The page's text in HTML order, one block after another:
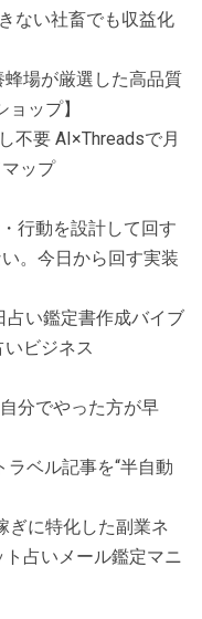
ない社畜でも収益化
場が厳選した高品質
ップ】
不要 AI×Threadsで月
ップ
行動を設計して回す
。今日から回す実装
占い鑑定書作成バイブ
ビジネス
分でやった方が早
ラベル記事を“半自動
ぎに特化した副業ネ
占いメール鑑定マニ